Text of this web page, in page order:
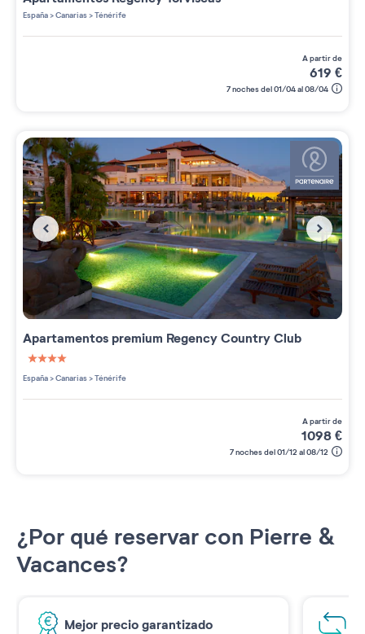
España>Canarias>Ténérife
a partir de
619 €
7 noches del 01/04 al 08/04
Apartamentos premium Regency Country Club
4 étoiles sur 5
España>Canarias>Ténérife
a partir de
1098€
7 noches del 01/12 al 08/12
¿Por qué reservar con Pierre &
Vacances?
Mejor precio garantizado